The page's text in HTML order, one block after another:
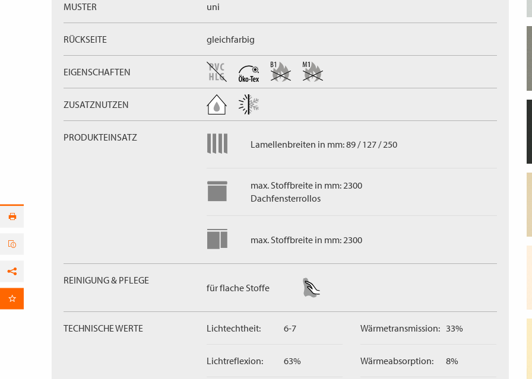
MUSTER uni
RÜCKSEITE gleichfarbig
EIGENSCHAFTEN
ZUSATZNUTZEN
PRODUKTEINSATZ
Lamellenbreiten in mm: 89 / 127 / 250
max. Stoffbreite in mm: 2300
Dachfensterrollos
max. Stoffbreite in mm: 2300
REINIGUNG & PFLEGE
für flache Stoffe
TECHNISCHE WERTE Lichtechtheit: 6-7
Lichtreflexion: 63%
Wärmetransmission: 33%
Wärmeabsorption: 8%
Facebook